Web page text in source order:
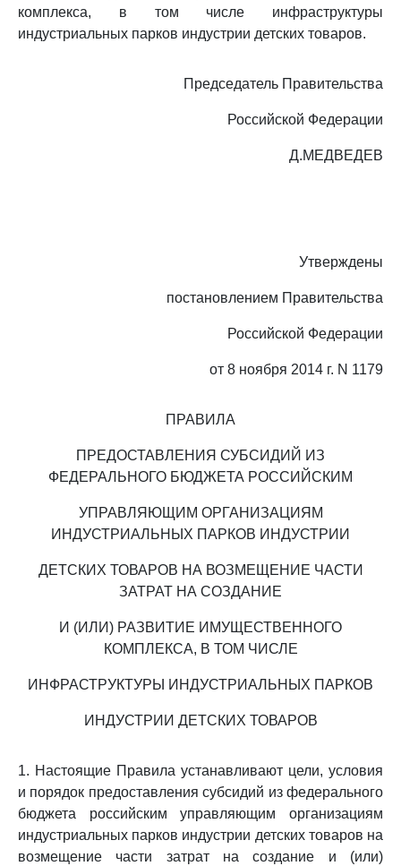
комплекса, в том числе инфраструктуры
индустриальных парков индустрии детских товаров.
Председатель Правительства
Российской Федерации
Д.МЕДВЕДЕВ
Утверждены
постановлением Правительства
Российской Федерации
от 8 ноября 2014 г. N 1179
ПРАВИЛА
ПРЕДОСТАВЛЕНИЯ СУБСИДИЙ ИЗ
ФЕДЕРАЛЬНОГО БЮДЖЕТА РОССИЙСКИМ
УПРАВЛЯЮЩИМ ОРГАНИЗАЦИЯМ
ИНДУСТРИАЛЬНЫХ ПАРКОВ ИНДУСТРИИ
ДЕТСКИХ ТОВАРОВ НА ВОЗМЕЩЕНИЕ ЧАСТИ
ЗАТРАТ НА СОЗДАНИЕ
И (ИЛИ) РАЗВИТИЕ ИМУЩЕСТВЕННОГО
КОМПЛЕКСА, В ТОМ ЧИСЛЕ
ИНФРАСТРУКТУРЫ ИНДУСТРИАЛЬНЫХ ПАРКОВ
ИНДУСТРИИ ДЕТСКИХ ТОВАРОВ
1. Настоящие Правила устанавливают цели, условия
и порядок предоставления субсидий из федерального
бюджета российским управляющим организациям
индустриальных парков индустрии детских товаров на
возмещение части затрат на создание и (или)